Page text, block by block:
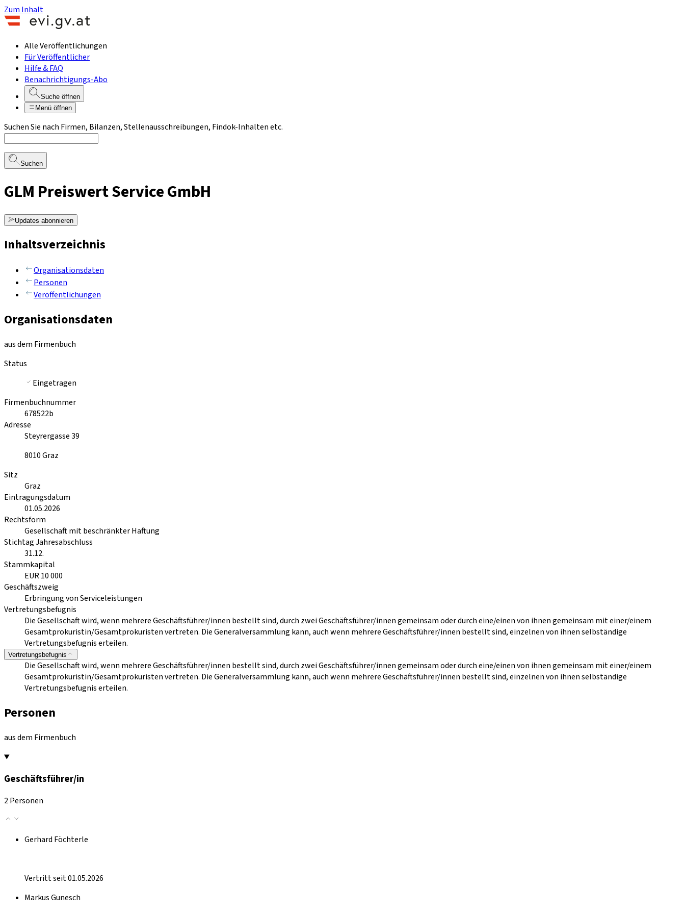
Zum Inhalt
Alle Veröffentlichungen
Für Veröffentlicher
Hilfe & FAQ
Benachrichtigungs-Abo
Suche öffnen
Menü öffnen
Suchen Sie nach Firmen, Bilanzen, Stellenausschreibungen, Findok-Inhalten etc.
Suchen
GLM Preiswert Service GmbH
Updates abonnieren
Inhaltsverzeichnis
Organisationsdaten
Personen
Veröffentlichungen
Organisationsdaten
aus dem Firmenbuch
Status
Eingetragen
Firmenbuchnummer
678522b
Adresse
Steyrergasse 39
8010Graz
Sitz
Graz
Eintragungsdatum
01.05.2026
Rechtsform
Gesellschaft mit beschränkter Haftung
Stichtag Jahresabschluss
31.12.
Stammkapital
EUR 10 000
Geschäftszweig
Erbringung von Serviceleistungen
Vertretungsbefugnis
Die Gesellschaft wird, wenn mehrere Geschäftsführer/innen bestellt sind, durch zwei Geschäftsführer/innen gemeinsam oder durch eine/einen von ihnen gemeinsam mit einer/einem
Gesamtprokuristin/Gesamtprokuristen vertreten. Die Generalversammlung kann, auch wenn mehrere Geschäftsführer/innen bestellt sind, einzelnen von ihnen selbständige
Vertretungsbefugnis erteilen.
Vertretungsbefugnis
Die Gesellschaft wird, wenn mehrere Geschäftsführer/innen bestellt sind, durch zwei Geschäftsführer/innen gemeinsam oder durch eine/einen von ihnen gemeinsam mit einer/einem
Gesamtprokuristin/Gesamtprokuristen vertreten. Die Generalversammlung kann, auch wenn mehrere Geschäftsführer/innen bestellt sind, einzelnen von ihnen selbständige
Vertretungsbefugnis erteilen.
Personen
aus dem Firmenbuch
Geschäftsführer/in
2 Personen
Gerhard Föchterle
Vertritt seit 01.05.2026
Markus Gunesch